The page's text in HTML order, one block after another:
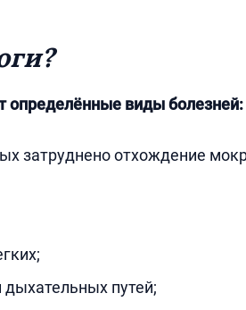
определённые виды болезней:
затруднено отхождение
путей;